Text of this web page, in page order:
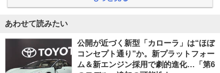
あわせて読みたい
公開が近づく新型「カローラ」は“ほぼ
コンセプト通り”か。新プラットフォー
ム＆新エンジン採用で劇的進化…「第6